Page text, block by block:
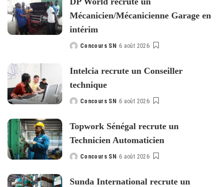
Mécanicien/Mécanicienne Garage en
intérim
Posted
Concours SN 6 août 2026
Intelcia recrute un Conseiller
technique
Posted
Concours SN 6 août 2026
Topwork Sénégal recrute un
Technicien Automaticien
Posted
Concours SN 6 août 2026
Sunda International recrute un